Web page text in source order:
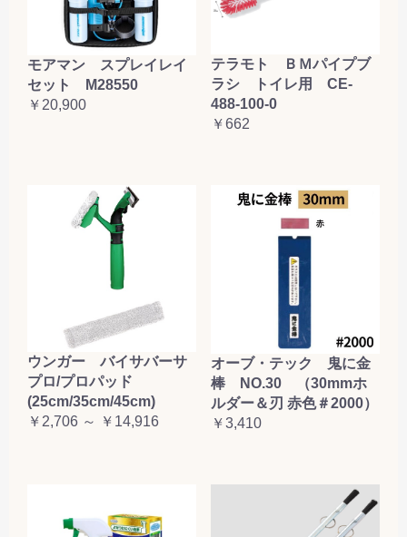
モアマン スプレイレイ
セット M28550
￥20,900
テラモト ＢＭパイプブ
ラシ トイレ用 CE-
488-100-0
￥662
ウンガー バイサバーサ
プロ/プロパッド
(25cm/35cm/45cm)
￥2,706 ～ ￥14,916
オーブ・テック 鬼に金
棒 NO.30 （30mmホ
ルダー＆刃 赤色＃2000）
￥3,410